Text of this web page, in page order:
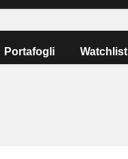
Portafogli Watchlist